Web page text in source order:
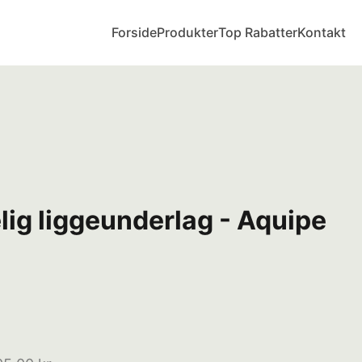
ForsideProdukterTop RabatterKontakt
liggeunderlag - Aquipe